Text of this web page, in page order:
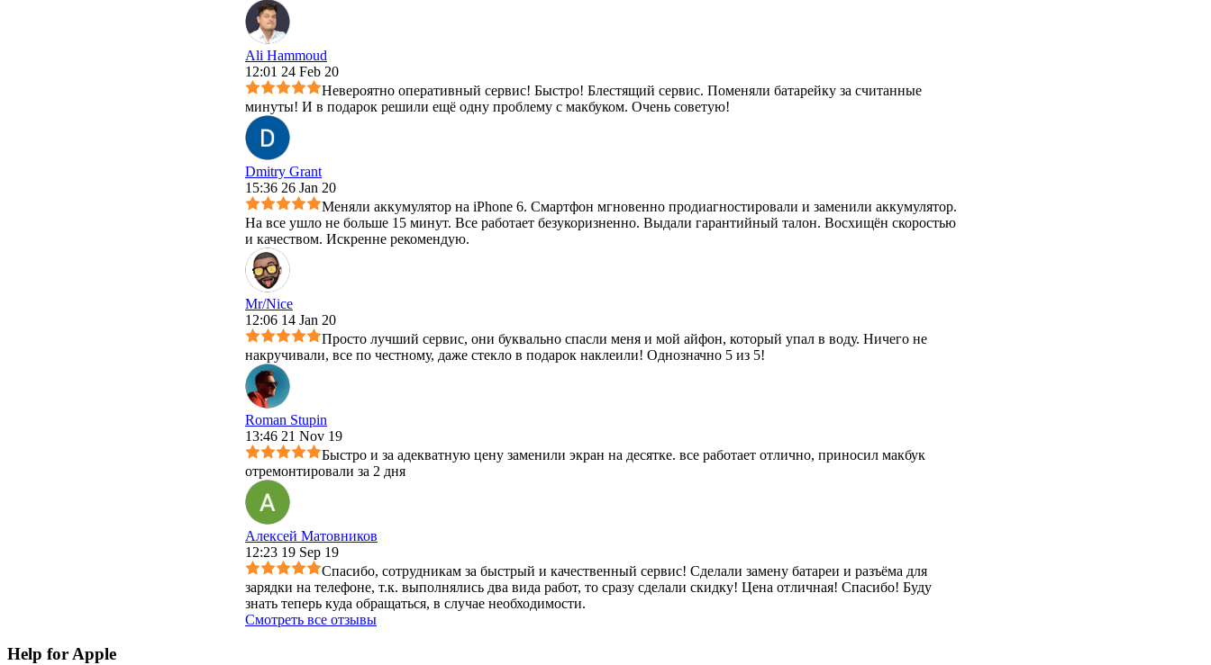
Ali Hammoud
12:01 24 Feb 20
Невероятно оперативный сервис! Быстро! Блестящий сервис. Поменяли батарейку за считанные
минуты! И в подарок решили ещё одну проблему с макбуком. Очень советую!
Dmitry Grant
15:36 26 Jan 20
Меняли аккумулятор на iPhone 6. Смартфон мгновенно продиагностировали и заменили аккумулятор.
На все ушло не больше 15 минут. Все работает безукоризненно. Выдали гарантийный талон. Восхищён скоростью
и качеством. Искренне рекомендую.
Mr/Nice
12:06 14 Jan 20
Просто лучший сервис, они буквально спасли меня и мой айфон, который упал в воду. Ничего не
накручивали, все по честному, даже стекло в подарок наклеили! Однозначно 5 из 5!
Roman Stupin
13:46 21 Nov 19
Быстро и за адекватную цену заменили экран на десятке. все работает отлично, приносил макбук
отремонтировали за 2 дня
Алексей Матовников
12:23 19 Sep 19
Спасибо, сотрудникам за быстрый и качественный сервис! Сделали замену батареи и разъёма для
зарядки на телефоне, т.к. выполнялись два вида работ, то сразу сделали скидку! Цена отличная! Спасибо! Буду
знать теперь куда обращаться, в случае необходимости.
Смотреть все отзывы
Help for Apple